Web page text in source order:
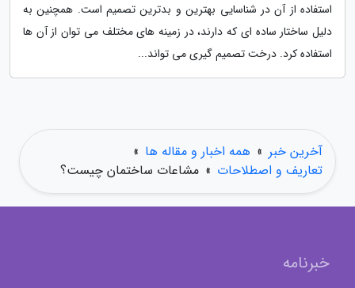
استفاده از آن در شناسایی بهترین و بدترین تصمیم است. همچنین به
دلیل ساختار ساده ای که دارند، در زمینه های مختلف می توان از آن ها
استفاده کرد. درخت تصمیم گیری می تواند...
آخرین خبر » همه اخبار و مقاله ها »
تعاریف و اصطلاحات » مشاعات ساختمان چیست؟
خبرنامه